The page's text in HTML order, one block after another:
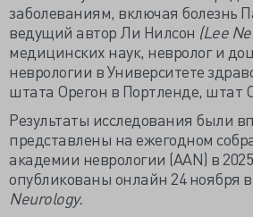
заболеваниям, включая болезнь
ведущий автор Ли Нилсон (Lee
медицинских наук, невролог и
неврологии в Университете
штата Орегон в Портленде, штат
Результаты исследования были
представлены на ежегодном
академии неврологии (AAN) в
опубликованы онлайн 24 ноября
Neurology.